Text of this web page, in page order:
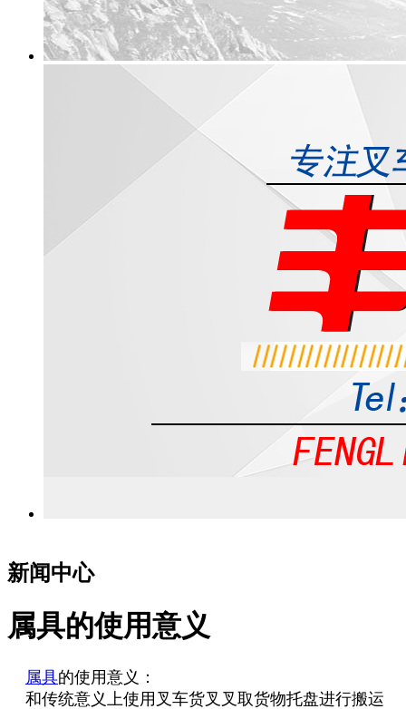
新闻中心
属具的使用意义
属具的使用意义：
和传统意义上使用叉车货叉叉取货物托盘进行搬运